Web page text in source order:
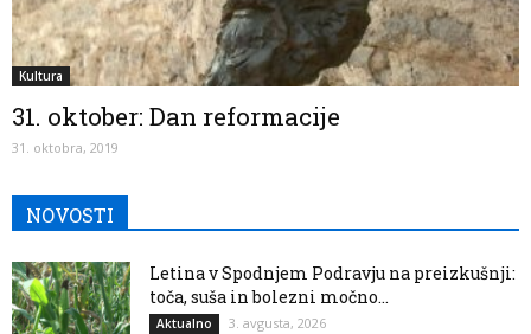
Kultura
31. oktober: Dan reformacije
31. oktobra, 2019
NOVOSTI
Letina v Spodnjem Podravju na preizkušnji:
toča, suša in bolezni močno...
Aktualno 3. avgusta, 2026